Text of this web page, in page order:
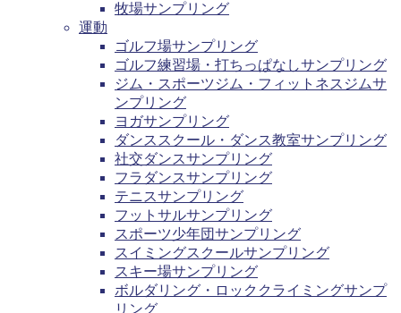
牧場サンプリング
運動
ゴルフ場サンプリング
ゴルフ練習場・打ちっぱなしサンプリング
ジム・スポーツジム・フィットネスジムサ
ンプリング
ヨガサンプリング
ダンススクール・ダンス教室サンプリング
社交ダンスサンプリング
フラダンスサンプリング
テニスサンプリング
フットサルサンプリング
スポーツ少年団サンプリング
スイミングスクールサンプリング
スキー場サンプリング
ボルダリング・ロッククライミングサンプ
リング